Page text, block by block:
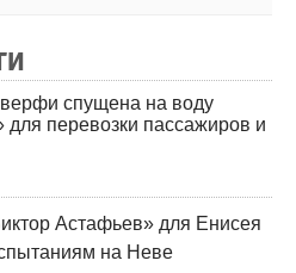
спущена на воду
перевозки пассажиров и
Астафьев» для Енисея
на Неве